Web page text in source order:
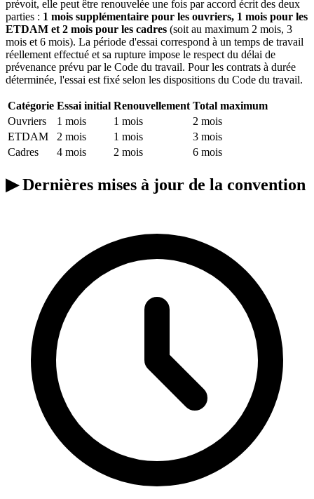
prévoit, elle peut être renouvelée une fois par accord écrit des deux
parties : 1 mois supplémentaire pour les ouvriers, 1 mois pour les
ETDAM et 2 mois pour les cadres (soit au maximum 2 mois, 3
mois et 6 mois). La période d'essai correspond à un temps de travail
réellement effectué et sa rupture impose le respect du délai de
prévenance prévu par le Code du travail. Pour les contrats à durée
déterminée, l'essai est fixé selon les dispositions du Code du travail.
Catégorie Essai initial Renouvellement Total maximum
Ouvriers
1 mois 1 mois
2 mois
ETDAM
2 mois 1 mois
3 mois
Cadres
4 mois 2 mois 6 mois
▶Dernières mises à jour de la convention